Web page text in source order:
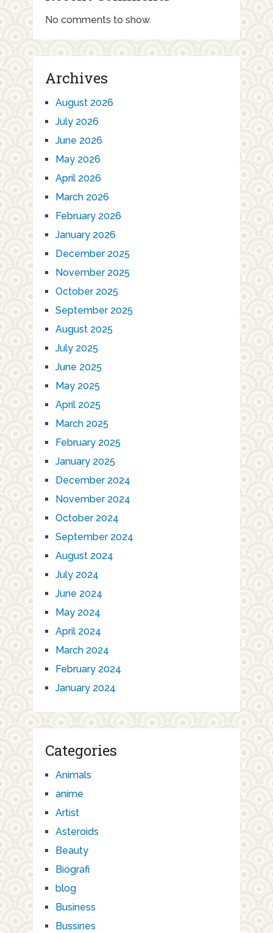
No comments to show.
Archives
August 2026
July 2026
June 2026
May 2026
April 2026
March 2026
February 2026
January 2026
December 2025
November 2025
October 2025
September 2025
August 2025
July 2025
June 2025
May 2025
April 2025
March 2025
February 2025
January 2025
December 2024
November 2024
October 2024
September 2024
August 2024
July 2024
June 2024
May 2024
April 2024
March 2024
February 2024
January 2024
Categories
Animals
anime
Artist
Asteroids
Beauty
Biografi
blog
Business
Bussines